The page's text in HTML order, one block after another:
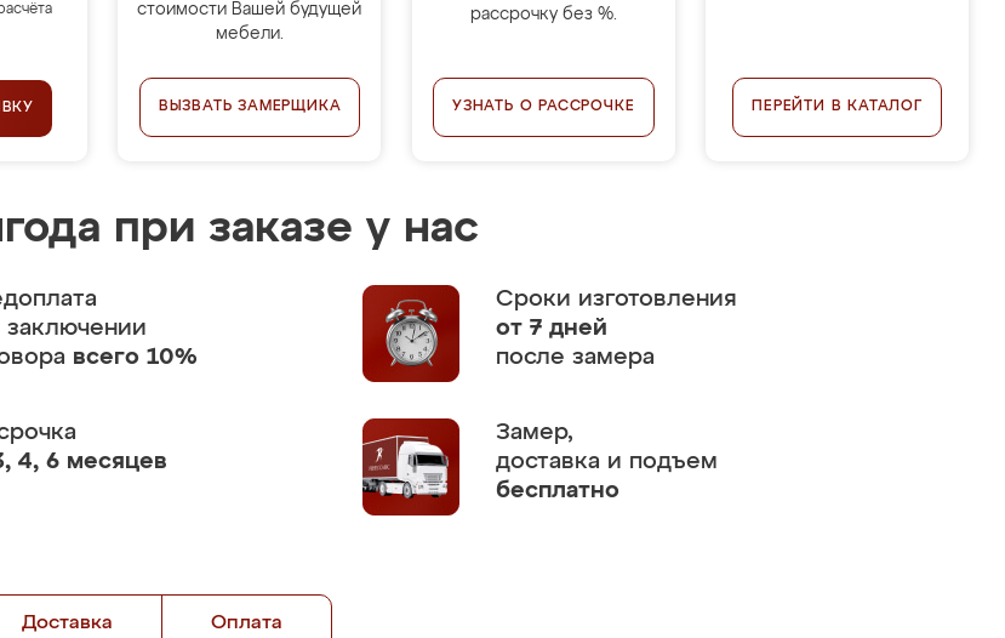
стоимости Вашей будущей
мебели.
ВЫЗВАТЬ ЗАМЕРЩИКА
рассрочку без %.
УЗНАТЬ О РАССРОЧКЕ ПЕРЕЙТИ В КАТАЛОГ
при заказе у нас
заключении
всего 10%
Сроки изготовления
от 7 дней
после замера
4, 6 месяцев
Замер,
доставка и подъем
бесплатно
Доставка Оплата